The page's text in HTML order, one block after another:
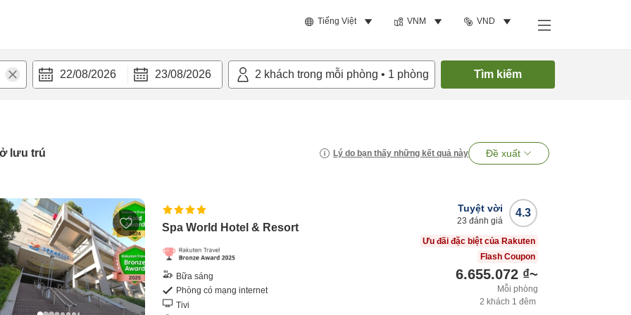
Tiếng Việt VNM VND
22/08/2026 23/08/2026 2 khách trong mỗi phòng • 1 phòng Tìm kiếm
lưu trú Lý do bạn thấy những kết quả này Đề xuất
Spa World Hotel & Resort
Bữa sáng
Phòng có mạng internet
Tivi
4.3
Tuyệt vời
23 đánh giá
Ưu đãi đặc biệt của Rakuten
Flash Coupon
6.655.072 ₫~
Mỗi phòng
2 khách 1 đêm